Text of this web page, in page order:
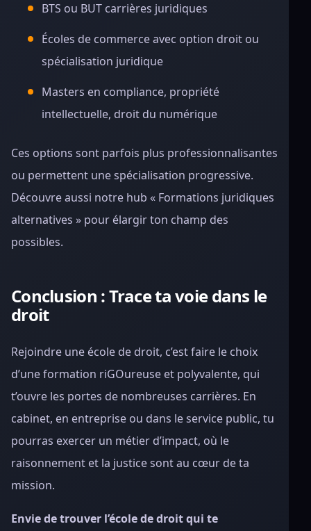
BTS ou BUT carrières juridiques
Écoles de commerce avec option droit ou
spécialisation juridique
Masters en compliance, propriété
intellectuelle, droit du numérique
Ces options sont parfois plus professionnalisantes
ou permettent une spécialisation progressive.
Découvre aussi notre hub « Formations juridiques
alternatives » pour élargir ton champ des
possibles.
Conclusion : Trace ta voie dans le
droit
Rejoindre une école de droit, c’est faire le choix
d’une formation riGOureuse et polyvalente, qui
t’ouvre les portes de nombreuses carrières. En
cabinet, en entreprise ou dans le service public, tu
pourras exercer un métier d’impact, où le
raisonnement et la justice sont au cœur de ta
mission.
Envie de trouver l’école de droit qui te